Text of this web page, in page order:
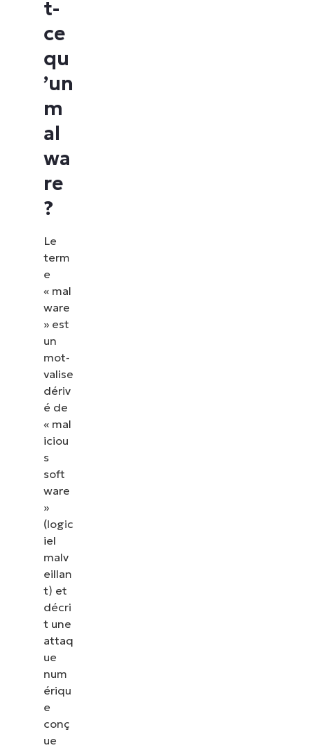
t-
ce
qu
’un
m
al
wa
re
?
Le
term
e
« mal
ware
» est
un
mot-
valise
dériv
é de
« mal
iciou
s
soft
ware
»
(logic
iel
malv
eillan
t) et
décri
t une
attaq
ue
num
ériqu
e
conç
ue